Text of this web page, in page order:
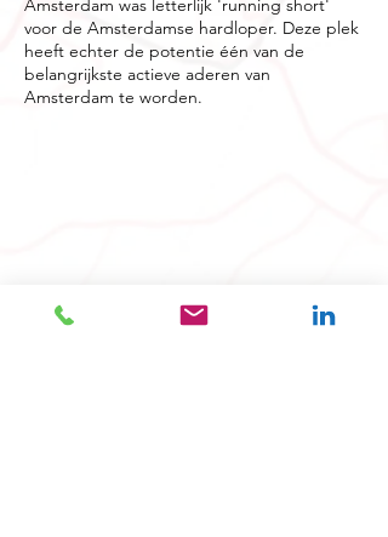
Amsterdam was letterlijk 'running short'
voor de Amsterdamse hardloper. Deze plek
heeft echter de potentie één van de
belangrijkste actieve aderen van
Amsterdam te worden.